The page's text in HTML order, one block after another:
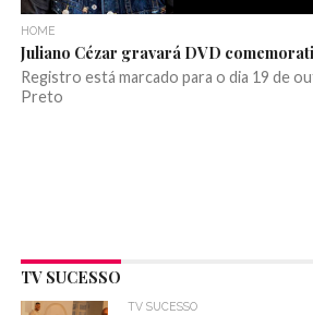
HOME
Juliano Cézar gravará DVD
Registro está marcado para o dia 19 de
Preto
TV SUCESSO
TV SUCESSO